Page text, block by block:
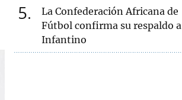
5
La Confederación Africana de
Fútbol confirma su respaldo a
Infantino